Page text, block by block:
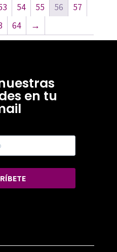
54 55 56
57
64 →
en tu